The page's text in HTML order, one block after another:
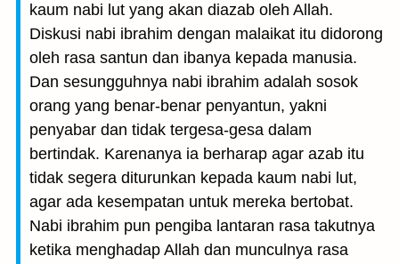
kaum nabi lut yang akan diazab oleh Allah.
Diskusi nabi ibrahim dengan malaikat itu didorong
oleh rasa santun dan ibanya kepada manusia.
Dan sesungguhnya nabi ibrahim adalah sosok
orang yang benar-benar penyantun, yakni
penyabar dan tidak tergesa-gesa dalam
bertindak. Karenanya ia berharap agar azab itu
tidak segera diturunkan kepada kaum nabi lut,
agar ada kesempatan untuk mereka bertobat.
Nabi ibrahim pun pengiba lantaran rasa takutnya
ketika menghadap Allah dan munculnya rasa